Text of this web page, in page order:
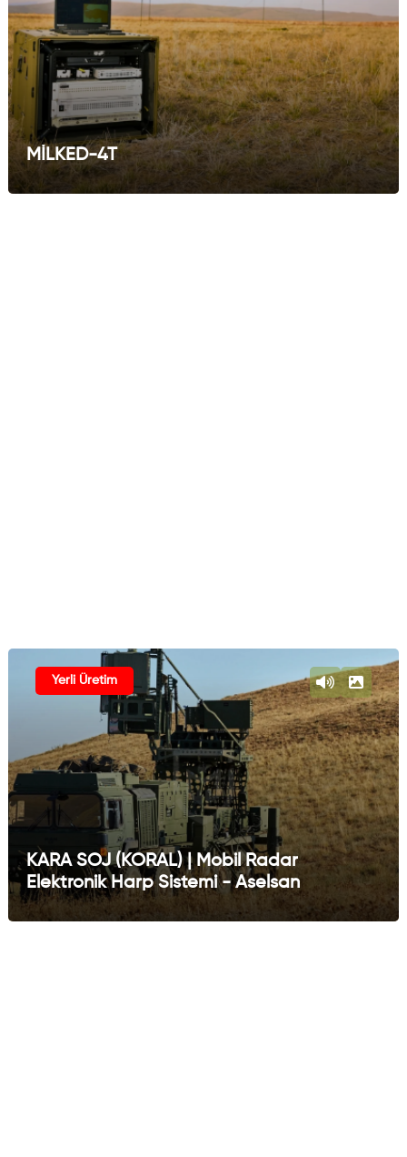
MİLKED-4T
Yerli Üretim
KARA SOJ (KORAL) | Mobil Radar
Elektronik Harp Sistemi - Aselsan